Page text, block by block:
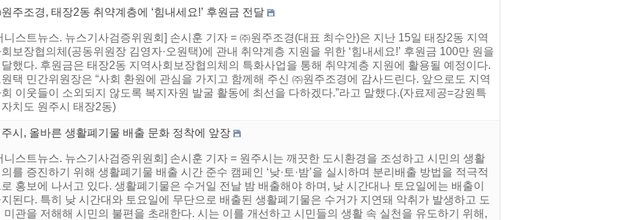
주조경, 태장2동 취약계층에 ‘힘내세요!’ 후원금 전달
니스트뉴스. 뉴스기사검증위원회] 손시훈 기자 = ㈜원주조경(대표 최수안)은 지난 15일 태장2동 지역
보장협의체(공동위원장 김영자·오원택)에 관내 취약계층 지원을 위한 ‘힘내세요!’ 후원금 100만 원을
달했다. 후원금은 태장2동 지역사회보장협의체의 특화사업을 통해 취약계층 지원에 활용될 예정이다.
원택 민간위원장은 “사회 환원에 관심을 가지고 함께해 주신 ㈜원주조경에 감사드린다. 앞으로도 지역
이웃들이 소외되지 않도록 복지자원 발굴 활동에 최선을 다하겠다.”라고 말했다.(자료제공=강원특
자치도 원주시 태장2동)
주시, 올바른 생활폐기물 배출 문화 정착에 앞장
니스트뉴스. 뉴스기사검증위원회] 손시훈 기자 = 원주시는 깨끗한 도시환경을 조성하고 시민의 생활
를 증진하기 위해 생활폐기물 배출 시간 준수 캠페인 ‘낮·토·밤’을 실시하며 분리배출 방법을 적극적
로 홍보에 나서고 있다. 생활폐기물은 수거일 전날 밤 배출해야 하며, 낮 시간대나 토요일에는 배출이
지된다. 특히 낮 시간대와 토요일에 무단으로 배출된 생활폐기물은 수거가 지연돼 악취가 발생하고 도
미관을 저해해 시민의 불편을 초래한다. 시는 이를 개선하고 시민들의 생활 속 실천을 유도하기 위해,